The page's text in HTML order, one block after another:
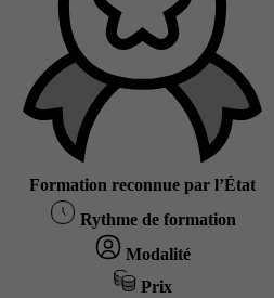
Formation reconnue par l’État
Rythme de formation
Modalité
Prix